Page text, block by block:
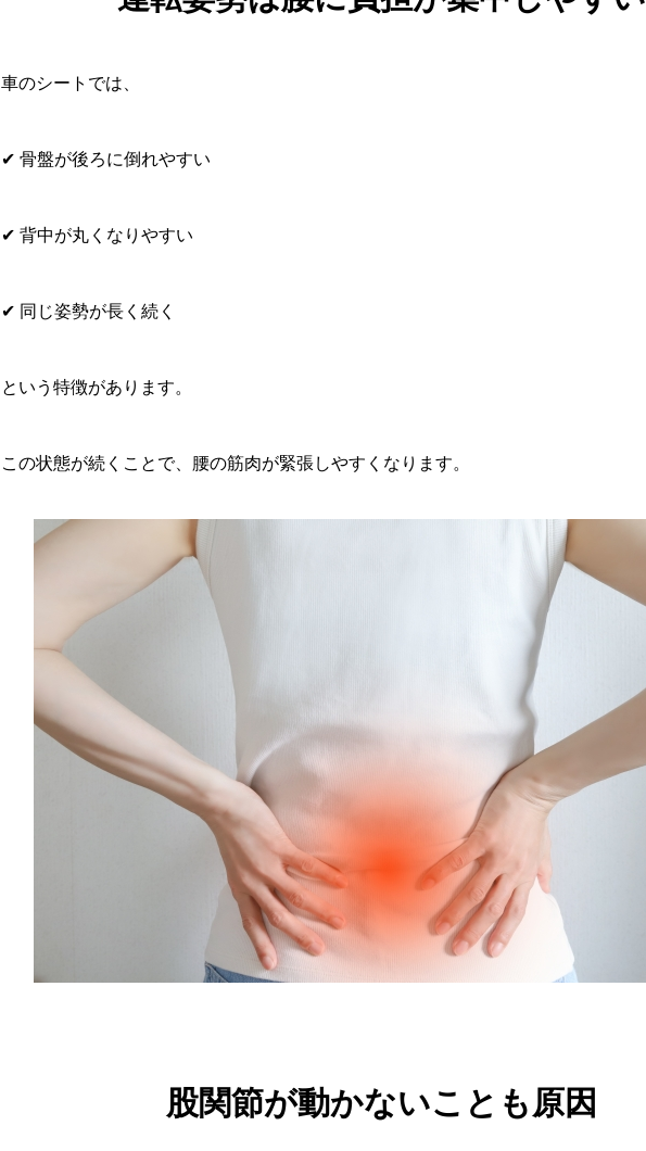
車のシートでは、
✔ 骨盤が後ろに倒れやすい
✔ 背中が丸くなりやすい
✔ 同じ姿勢が長く続く
という特徴があります。
この状態が続くことで、腰の筋肉が緊張しやすくなります。
股関節が動かないことも原因